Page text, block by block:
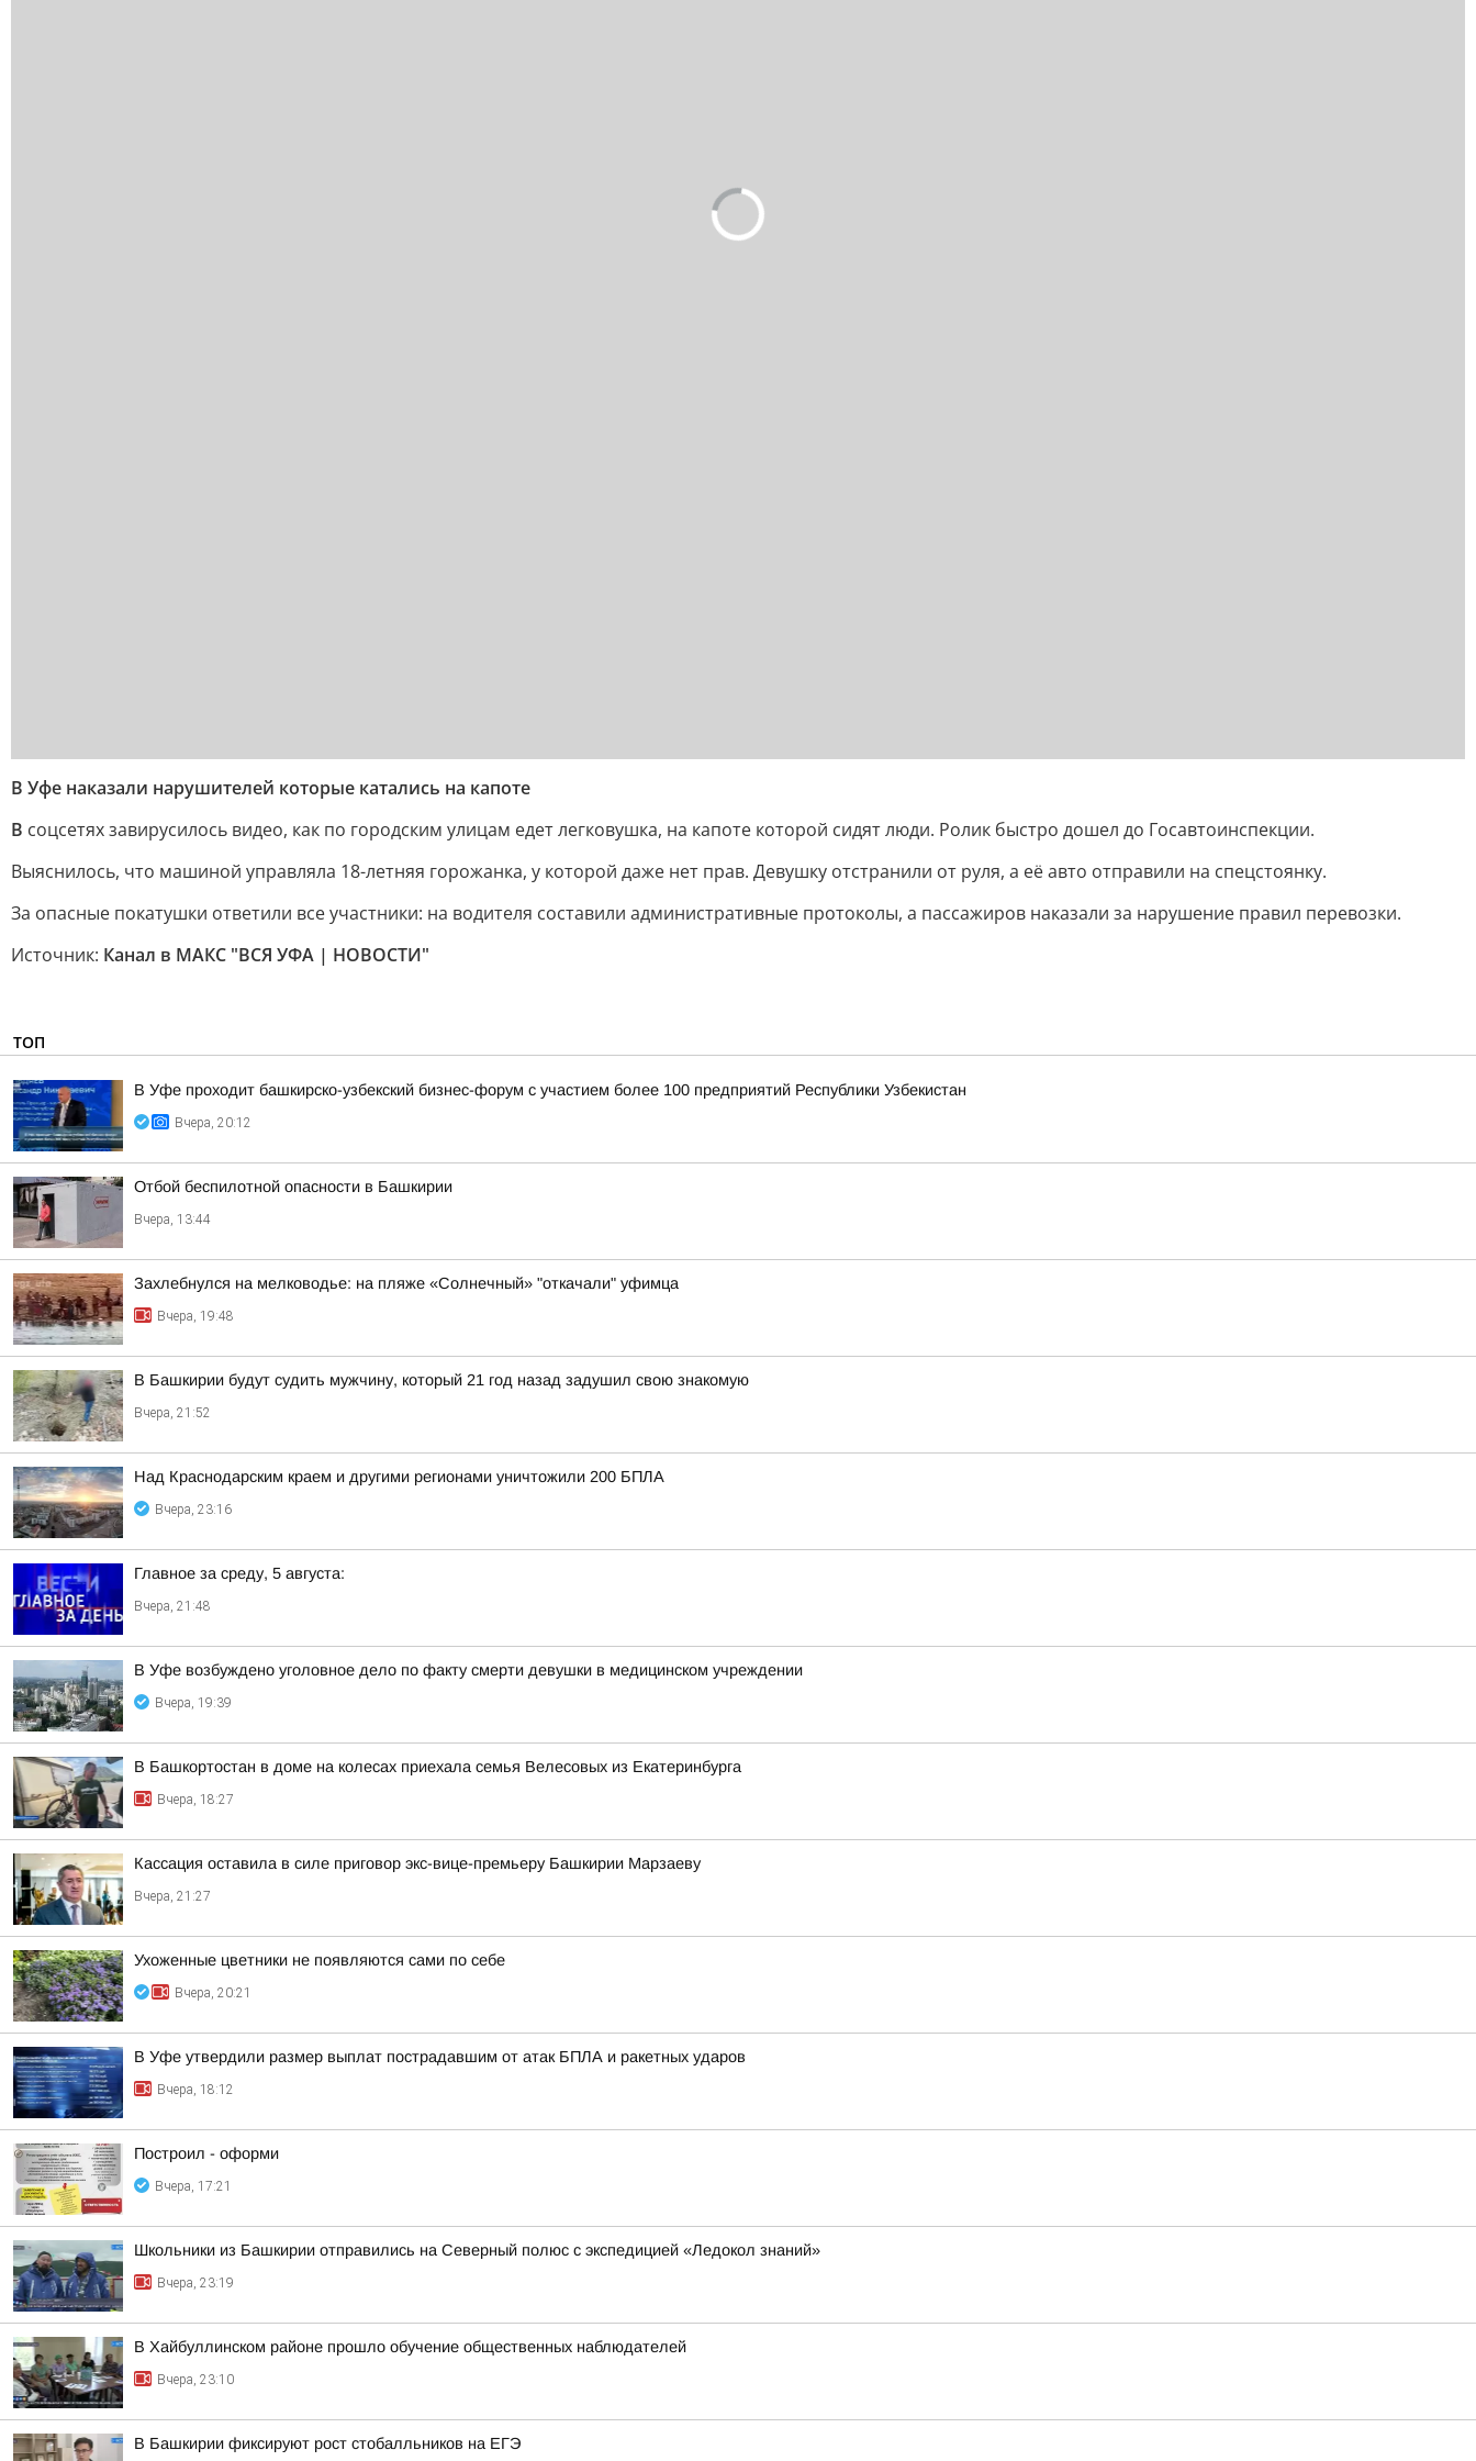
В Уфе наказали нарушителей которые катались на капоте
В соцсетях завирусилось видео, как по городским улицам едет легковушка, на капоте которой сидят люди. Ролик быстро дошел до Госавтоинспекции.
Выяснилось, что машиной управляла 18-летняя горожанка, у которой даже нет прав. Девушку отстранили от руля, а её авто отправили на спецстоянку.
За опасные покатушки ответили все участники: на водителя составили административные протоколы, а пассажиров наказали за нарушение правил перевозки.
Источник: Канал в МАКС "ВСЯ УФА | НОВОСТИ"
ТОП
В Уфе проходит башкирско-узбекский бизнес-форум с участием более 100 предприятий Республики Узбекистан
Вчера, 20:12
Отбой беспилотной опасности в Башкирии
Вчера, 13:44
Захлебнулся на мелководье: на пляже «Солнечный» "откачали" уфимца
Вчера, 19:48
В Башкирии будут судить мужчину, который 21 год назад задушил свою знакомую
Вчера, 21:52
Над Краснодарским краем и другими регионами уничтожили 200 БПЛА
Вчера, 23:16
Главное за среду, 5 августа:
Вчера, 21:48
В Уфе возбуждено уголовное дело по факту смерти девушки в медицинском учреждении
Вчера, 19:39
В Башкортостан в доме на колесах приехала семья Велесовых из Екатеринбурга
Вчера, 18:27
Кассация оставила в силе приговор экс-вице-премьеру Башкирии Марзаеву
Вчера, 21:27
Ухоженные цветники не появляются сами по себе
Вчера, 20:21
В Уфе утвердили размер выплат пострадавшим от атак БПЛА и ракетных ударов
Вчера, 18:12
Построил - оформи
Вчера, 17:21
Школьники из Башкирии отправились на Северный полюс с экспедицией «Ледокол знаний»
Вчера, 23:19
В Хайбуллинском районе прошло обучение общественных наблюдателей
Вчера, 23:10
В Башкирии фиксируют рост стобалльников на ЕГЭ